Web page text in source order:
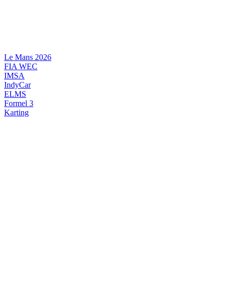
Le Mans 2026
FIA WEC
IMSA
IndyCar
ELMS
Formel 3
Karting